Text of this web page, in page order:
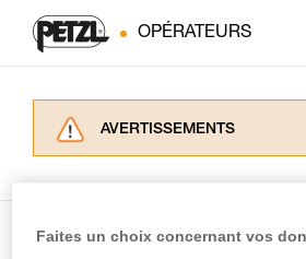
OPÉRATEURS
AVERTISSEMENTS
informations de la notice
Faites un choix concernant vos